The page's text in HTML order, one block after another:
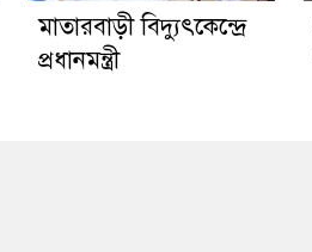
মাতারবাড়ী বিদ্যুৎকেন্দ্রে
প্রধানমন্ত্রী